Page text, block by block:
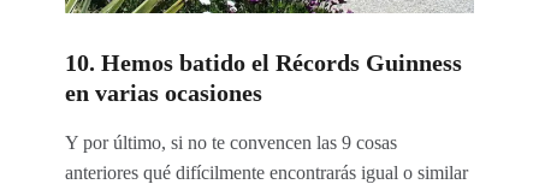
10. Hemos batido el Récords Guinness
en varias ocasiones
Y por último, si no te convencen las 9 cosas
anteriores qué difícilmente encontrarás igual o similar